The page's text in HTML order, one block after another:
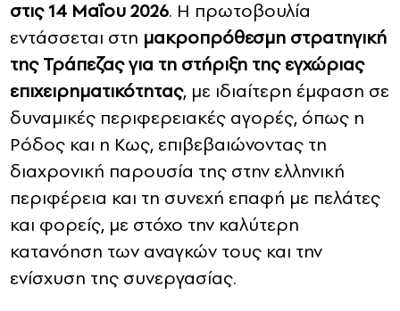
στις 14 Μαΐου 2026. Η πρωτοβουλία
εντάσσεται στη μακροπρόθεσμη στρατηγική
της Τράπεζας για τη στήριξη της εγχώριας
επιχειρηματικότητας, με ιδιαίτερη έμφαση σε
δυναμικές περιφερειακές αγορές, όπως η
Ρόδος και η Κως, επιβεβαιώνοντας τη
διαχρονική παρουσία της στην ελληνική
περιφέρεια και τη συνεχή επαφή με πελάτες
και φορείς, με στόχο την καλύτερη
κατανόηση των αναγκών τους και την
ενίσχυση της συνεργασίας.